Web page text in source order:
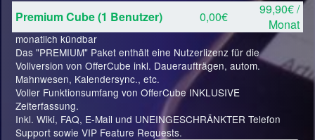
Premium Cube (1 Benutzer) 0,00€
99,90€ /
Monat
monatlich kündbar
Das "PREMIUM" Paket enthält eine Nutzerlizenz für die
Vollversion von OfferCube inkl. Daueraufträgen, autom.
Mahnwesen, Kalendersync., etc.
Voller Funktionsumfang von OfferCube INKLUSIVE
Zeiterfassung.
Inkl. Wiki, FAQ, E-Mail und UNEINGESCHRÄNKTER Telefon
Support sowie VIP Feature Requests.